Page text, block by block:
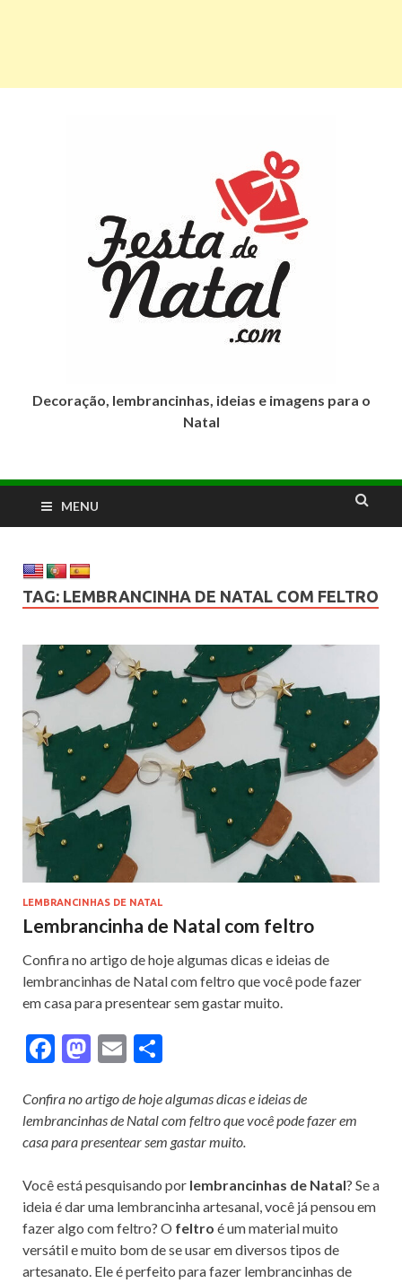
Decoração, lembrancinhas, ideias e imagens para o
Natal
MENU
TAG: LEMBRANCINHA DE NATAL COM FELTRO
LEMBRANCINHAS DE NATAL
Lembrancinha de Natal com feltro
Confira no artigo de hoje algumas dicas e ideias de
lembrancinhas de Natal com feltro que você pode fazer
em casa para presentear sem gastar muito.
F
e
b
o
k
M
to
d
n
E
ai
l
ar
e
Confira no artigo de hoje algumas dicas e ideias de
lembrancinhas de Natal com feltro que você pode fazer em
casa para presentear sem gastar muito.
Você está pesquisando por lembrancinhas de Natal? Se a
ideia é dar uma lembrancinha artesanal, você já pensou em
fazer algo com feltro? O feltro é um material muito
versátil e muito bom de se usar em diversos tipos de
artesanato. Ele é perfeito para fazer lembrancinhas de